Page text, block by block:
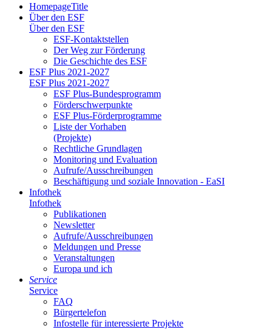
HomepageTitle
Über den ESF
Über den ESF
ESF-Kon­takt­stel­len
Der Weg zur För­de­rung
Die Ge­schich­te des ESF
ESF Plus 2021-2027
ESF Plus 2021-2027
ESF Plus-Bun­des­pro­gramm
För­der­schwer­punk­te
ESF Plus-För­der­pro­gram­me
Lis­te der Vor­ha­ben
(Pro­jek­te)
Recht­li­che Grund­la­gen
Mo­ni­to­ring und Eva­lua­ti­on
Auf­ru­fe/Aus­schrei­bun­gen
Be­schäf­ti­gung und so­zia­le In­no­va­ti­on - Ea­SI
In­fo­thek
In­fo­thek
Pu­bli­ka­tio­nen
Newslet­ter
Auf­ru­fe/Aus­schrei­bun­gen
Mel­dun­gen und Pres­se
Ver­an­stal­tun­gen
Eu­ro­pa und ich
Ser­vice
Ser­vice
FAQ
Bür­ger­te­le­fon
In­fo­stel­le für in­ter­es­sier­te Pro­jek­te